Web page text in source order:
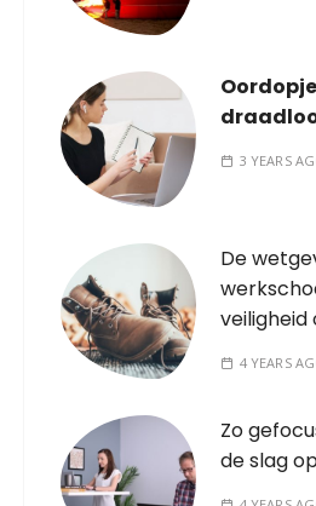
3 YEARS
De
4 YEARS
Zo
de slag